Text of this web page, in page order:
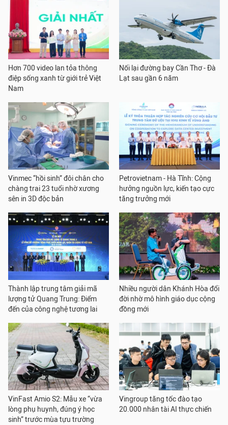
Hơn 700 video lan tỏa thông
điệp sống xanh từ giới trẻ Việt
Nam
Nối lại đường bay Cần Thơ - Đà
Lạt sau gần 6 năm
Vinmec “hồi sinh” đôi chân cho
chàng trai 23 tuổi nhờ xương
sên in 3D độc bản
Petrovietnam - Hà Tĩnh: Cộng
hưởng nguồn lực, kiến tạo cực
tăng trưởng mới
Thành lập trung tâm giải mã
lượng tử Quang Trung: Điểm
đến của công nghệ tương lai
Nhiều người dân Khánh Hòa đổi
đời nhờ mô hình giáo dục cộng
đồng mới
VinFast Amio S2: Mẫu xe “vừa
lòng phụ huynh, đúng ý học
sinh” trước mùa tựu trường
Vingroup tăng tốc đào tạo
20.000 nhân tài AI thực chiến